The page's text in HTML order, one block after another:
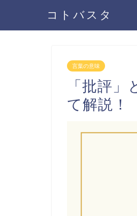
コトバスタ
言葉の意味
「批評
て解説！